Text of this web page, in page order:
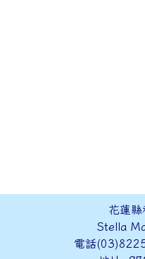
花蓮縣
Stella
電話